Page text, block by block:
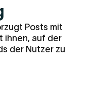
Posts mit
ihnen, auf der
der Nutzer zu